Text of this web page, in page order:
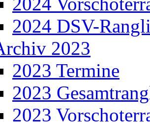
2024 DSV-
2023
2023 Termine
2023
2023